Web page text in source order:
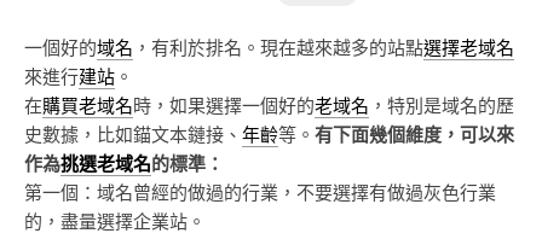
一個好的域名 ，有利於排名。現在越來越多的站點選擇老域名
來進行建站 。
在購買老域名時，如果選擇一個好的老域名 ，特別是域名的歷
史數據，比如錨文本鏈接、 年齡等。 有下面幾個維度，可以來
作為挑選老域名的標準：
第一個：域名曾經的做過的行業，不要選擇有做過灰色行業
的，盡量選擇企業站。